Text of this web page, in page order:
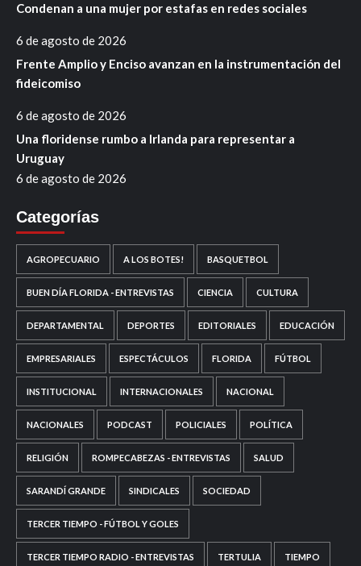
Condenan a una mujer por estafas en redes sociales
6 de agosto de 2026
Frente Amplio y Enciso avanzan en la instrumentación del
fideicomiso
6 de agosto de 2026
Una floridense rumbo a Irlanda para representar a
Uruguay
6 de agosto de 2026
Categorías
AGROPECUARIO A LOS BOTES! BASQUETBOL
BUEN DÍA FLORIDA - ENTREVISTAS CIENCIA CULTURA
DEPARTAMENTAL DEPORTES EDITORIALES EDUCACIÓN
EMPRESARIALES ESPECTÁCULOS FLORIDA FÚTBOL
INSTITUCIONAL INTERNACIONALES NACIONAL
NACIONALES PODCAST POLICIALES POLÍTICA
RELIGIÓN ROMPECABEZAS - ENTREVISTAS SALUD
SARANDÍ GRANDE SINDICALES SOCIEDAD
TERCER TIEMPO - FÚTBOL Y GOLES
TERCER TIEMPO RADIO - ENTREVISTAS TERTULIA TIEMPO